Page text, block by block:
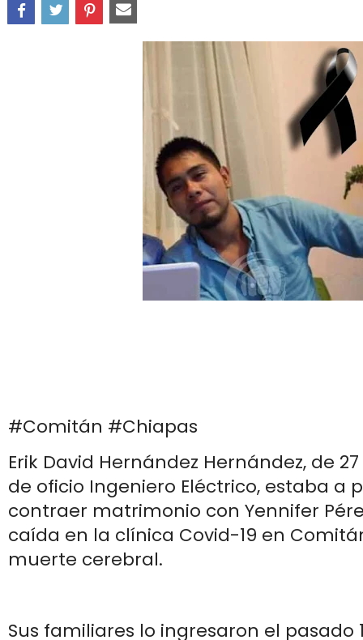
#Comitán #Chiapas
Erik David Hernández Hernández, de
de oficio Ingeniero Eléctrico, estaba a
contraer matrimonio con Yennifer
caída en la clínica Covid-19 en
muerte cerebral.
Sus familiares lo ingresaron el pasado